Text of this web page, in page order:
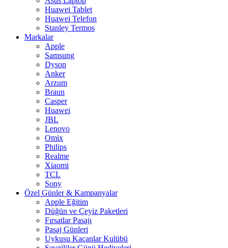
Huawei Tablet
Huawei Telefon
Stanley Termos
Markalar
Apple
Samsung
Dyson
Anker
Arzum
Braun
Casper
Huawei
JBL
Lenovo
Omix
Philips
Realme
Xiaomi
TCL
Sony
Özel Günler & Kampanyalar
Apple Eğitim
Düğün ve Çeyiz Paketleri
Fırsatlar Pasajı
Pasaj Günleri
Uykusu Kaçanlar Kulübü